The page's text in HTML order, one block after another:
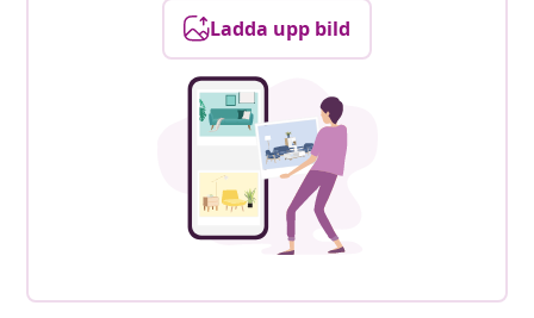
Ladda upp bild